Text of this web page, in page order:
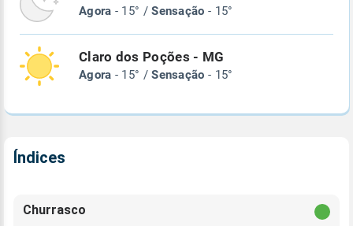
Agora - 15° /Sensação - 15°
Claro dos Poções - MG
Agora - 15° /Sensação - 15°
Índices
Churrasco